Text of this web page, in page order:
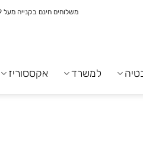
משלוחים חינם בקנייה מעל 399 ש"ח לא כולל ריהוט
למשרד אקססוריז